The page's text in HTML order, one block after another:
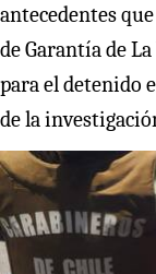
antecedentes
de Garantía de
para el detenido
de la